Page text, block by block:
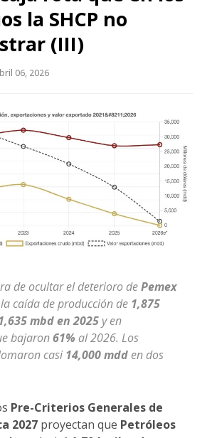
la SHCP no
(III)
06, 2026
de ocultar el deterioro dePemex
caída de producción de 1,875
mbd en 2025 y en
bajaron61% al 2026. Los
casi 14,000 mdd en dos
Pre-Criterios Generales de
2027 proyectan que Petróleos